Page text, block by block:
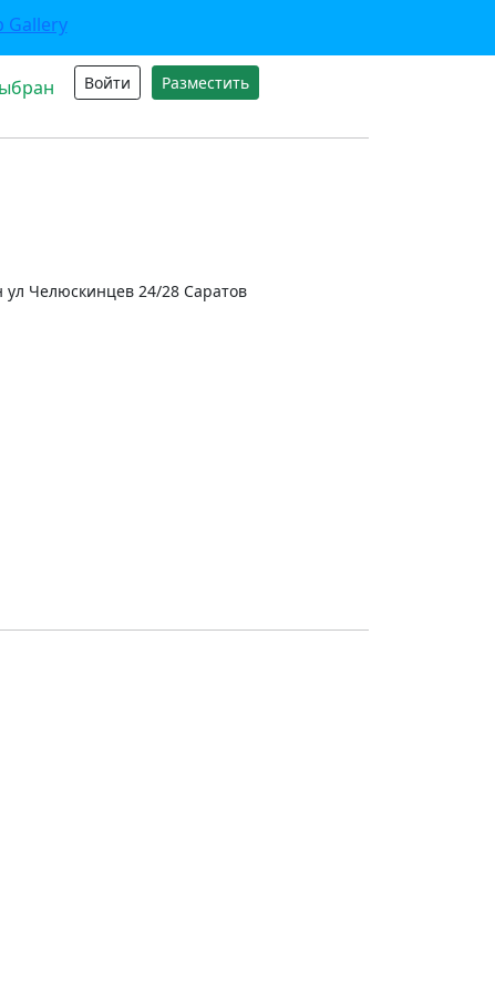
Войти Разместить
Челюскинцев 24/28 Саратов